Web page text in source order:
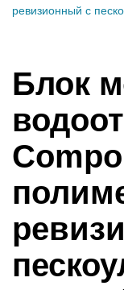
ревизионный с
Блок